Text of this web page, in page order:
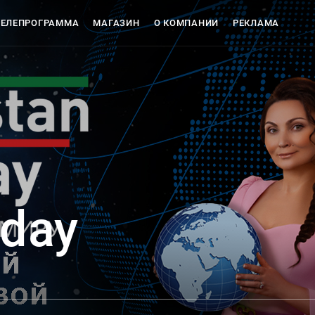
МАГАЗИН О КОМПАНИИ РЕКЛАМА
Магазин
О